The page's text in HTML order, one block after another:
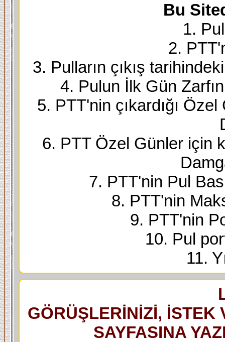
Bu
1.
2.
3. Pulların çıkış
4. Pulun İlk Gün
5. PTT'nin çıkardığı
6. PTT Özel Günler için
7. PTT'nin Pul
8. PTT'nin
9. PTT'nin
10. Pul
11.
GÖRÜŞLERİNİZİ, İSTEK
SAYFASINA